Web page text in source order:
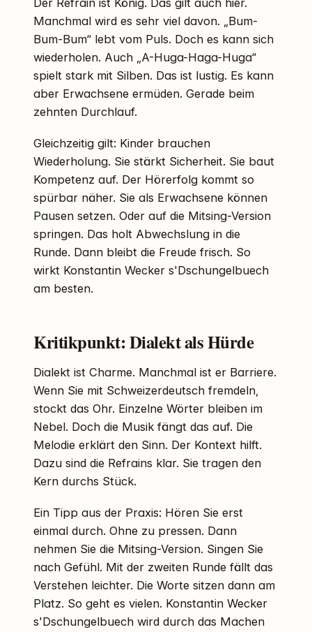
Manchmal wird es sehr viel davon. „Bum-
Bum-Bum“ lebt vom Puls. Doch es kann sich
wiederholen. Auch „A-Huga-Haga-Huga“
spielt stark mit Silben. Das ist lustig. Es kann
aber Erwachsene ermüden. Gerade beim
zehnten Durchlauf.
Gleichzeitig gilt: Kinder brauchen
Wiederholung. Sie stärkt Sicherheit. Sie baut
Kompetenz auf. Der Hörerfolg kommt so
spürbar näher. Sie als Erwachsene können
Pausen setzen. Oder auf die Mitsing-Version
springen. Das holt Abwechslung in die
Runde. Dann bleibt die Freude frisch. So
wirkt Konstantin Wecker s'Dschungelbuech
am besten.
Kritikpunkt: Dialekt als Hürde
Dialekt ist Charme. Manchmal ist er Barriere.
Wenn Sie mit Schweizerdeutsch fremdeln,
stockt das Ohr. Einzelne Wörter bleiben im
Nebel. Doch die Musik fängt das auf. Die
Melodie erklärt den Sinn. Der Kontext hilft.
Dazu sind die Refrains klar. Sie tragen den
Kern durchs Stück.
Ein Tipp aus der Praxis: Hören Sie erst
einmal durch. Ohne zu pressen. Dann
nehmen Sie die Mitsing-Version. Singen Sie
nach Gefühl. Mit der zweiten Runde fällt das
Verstehen leichter. Die Worte sitzen dann am
Platz. So geht es vielen. Konstantin Wecker
s'Dschungelbuech wird durch das Machen